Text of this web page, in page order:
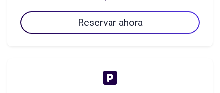
Reservar ahora